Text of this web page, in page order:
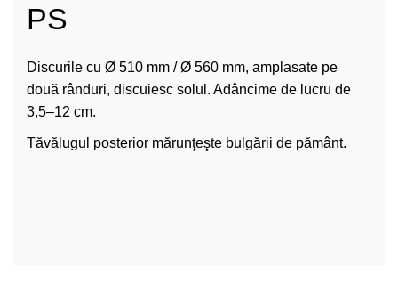
PS
Discurile cu Ø 510 mm / Ø 560 mm, amplasate pe
două rânduri, discuiesc solul. Adâncime de lucru de
3,5–12 cm.
Tăvălugul posterior mărunţeşte bulgării de pământ.